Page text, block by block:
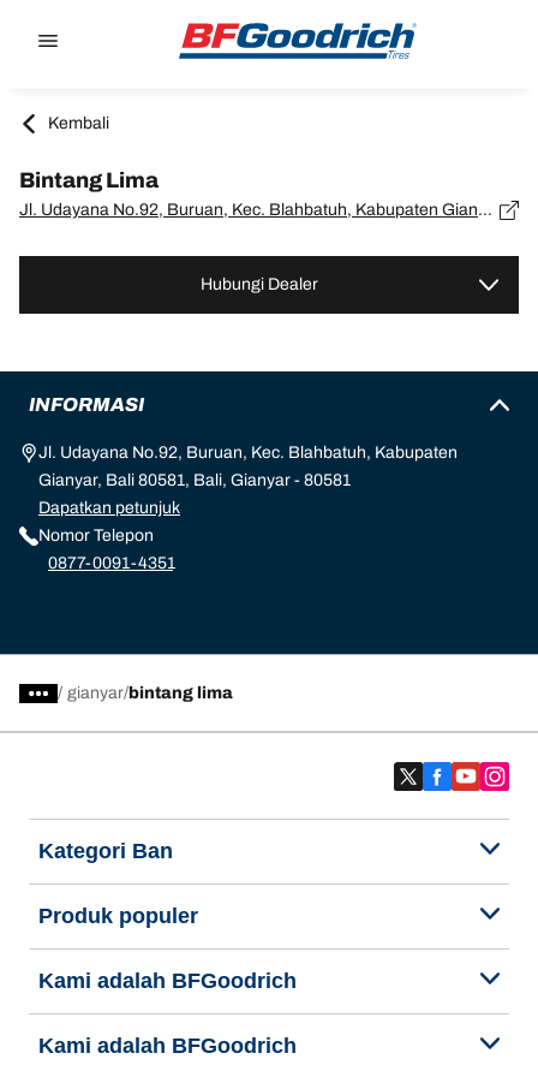
Kembali
Bintang Lima
Jl. Udayana No.92, Buruan, Kec. Blahbatuh, Kabupaten Gianyar, Bali 80581, Bali, Gianyar - 80581
Hubungi Dealer
INFORMASI
Jl. Udayana No.92, Buruan, Kec. Blahbatuh, Kabupaten
Gianyar, Bali 80581, Bali, Gianyar - 80581
Dapatkan petunjuk
Nomor Telepon
0877-0091-4351
/ gianyar bintang lima
Kategori Ban
Produk populer
Kami adalah BFGoodrich
Kami adalah BFGoodrich